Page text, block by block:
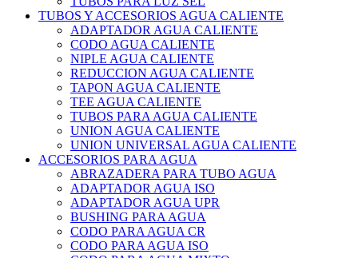
TUBOS Y ACCESORIOS AGUA CALIENTE
ADAPTADOR AGUA CALIENTE
CODO AGUA CALIENTE
NIPLE AGUA CALIENTE
REDUCCION AGUA CALIENTE
TAPON AGUA CALIENTE
TEE AGUA CALIENTE
TUBOS PARA AGUA CALIENTE
UNION AGUA CALIENTE
UNION UNIVERSAL AGUA CALIENTE
ACCESORIOS PARA AGUA
ABRAZADERA PARA TUBO AGUA
ADAPTADOR AGUA ISO
ADAPTADOR AGUA UPR
BUSHING PARA AGUA
CODO PARA AGUA CR
CODO PARA AGUA ISO